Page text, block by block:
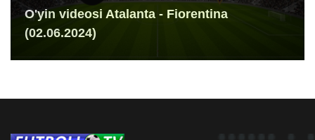
O'yin videosi Atalanta - Fiorentina
(02.06.2024)